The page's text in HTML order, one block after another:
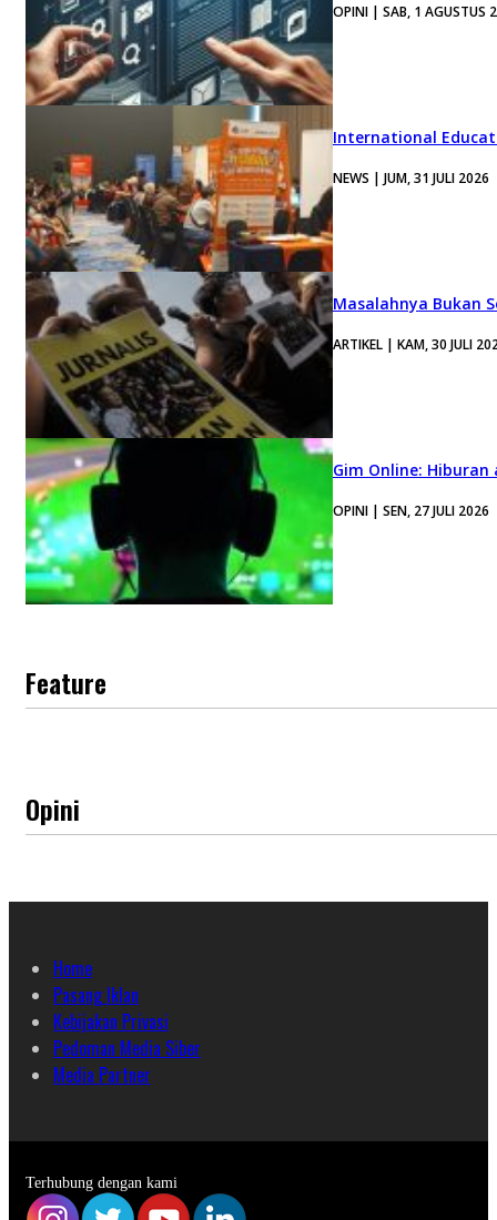
OPINI | SAB, 1 AGUSTUS
International
NEWS | JUM, 31 JULI 2026
Masalahnya Bukan
ARTIKEL | KAM, 30 JULI
Gim Online:
OPINI | SEN, 27 JULI 2026
Feature
Opini
Home
Pasang Iklan
Kebijakan Privasi
Pedoman Media Siber
Media Partner
Terhubung dengan kami